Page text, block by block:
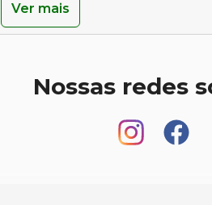
Ver mais
Nossas redes